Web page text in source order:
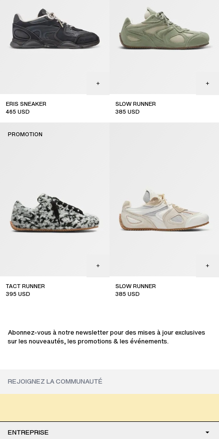
ERIS SNEAKER
465 USD
SLOW RUNNER
385 USD
TACT RUNNER
395 USD
PROMOTION
SLOW RUNNER
385 USD
Abonnez-vous à notre newsletter pour des mises à jour exclusives
sur les nouveautés, les promotions & les événements.
ENTREPRISE